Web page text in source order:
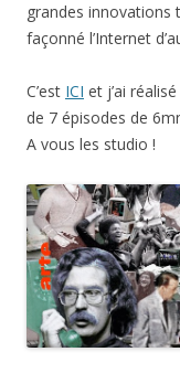
grandes innovations
façonné l’Internet
C’est ICI et j’ai
de 7 épisodes de
A vous les studio !